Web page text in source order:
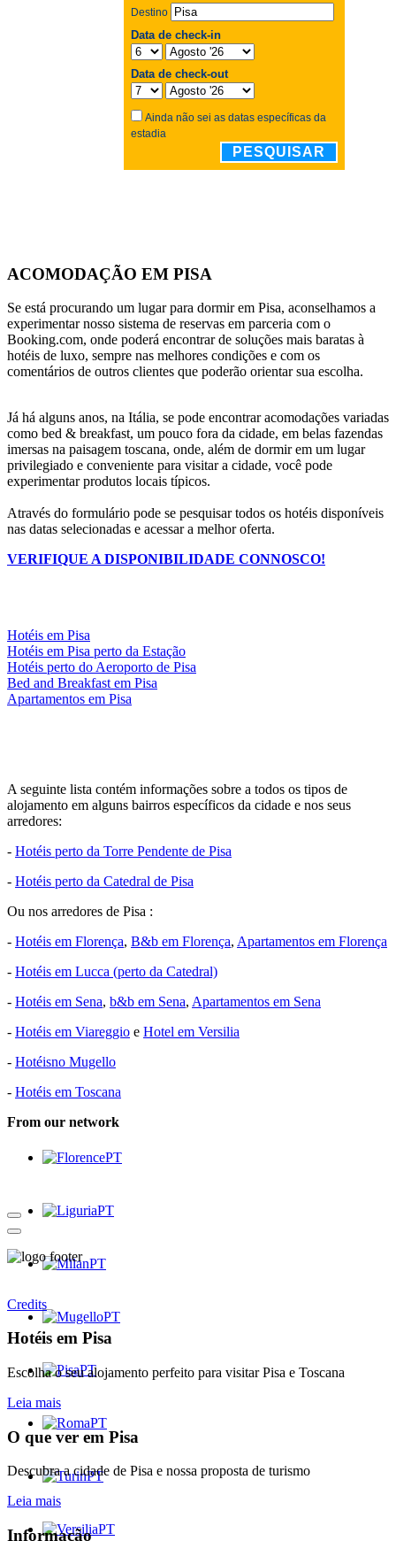
ACOMODAÇÃO EM PISA
Se está procurando um lugar para dormir em Pisa, aconselhamos a
experimentar nosso sistema de reservas em parceria com o
Booking.com, onde poderá encontrar de soluções mais baratas à
hotéis de luxo, sempre nas melhores condições e com os
comentários de outros clientes que poderão orientar sua escolha.
Já há alguns anos, na Itália, se pode encontrar acomodações variadas
como bed & breakfast, um pouco fora da cidade, em belas fazendas
imersas na paisagem toscana, onde, além de dormir em um lugar
privilegiado e conveniente para visitar a cidade, você pode
experimentar produtos locais típicos.
Através do formulário pode se pesquisar todos os hotéis disponíveis
nas datas selecionadas e acessar a melhor oferta.
VERIFIQUE A DISPONIBILIDADE CONNOSCO!
Hotéis em Pisa
Hotéis em Pisa perto da Estação
Hotéis perto do Aeroporto de Pisa
Bed and Breakfast em Pisa
Apartamentos em Pisa
A seguinte lista contém informações sobre a todos os tipos de
alojamento em alguns bairros específicos da cidade e nos seus
arredores:
- Hotéis perto da Torre Pendente de Pisa
- Hotéis perto da Catedral de Pisa
Ou nos arredores de Pisa :
- Hotéis em Florença, B&b em Florença, Apartamentos em Florença
- Hotéis em Lucca (perto da Catedral)
- Hotéis em Sena, b&b em Sena, Apartamentos em Sena
- Hotéis em Viareggio e Hotel em Versilia
- Hotéisno Mugello
- Hotéis em Toscana
From our network
Credits
Hotéis em Pisa
Escolha o seu alojamento perfeito para visitar Pisa e Toscana
Leia mais
O que ver em Pisa
Descubra a cidade de Pisa e nossa proposta de turismo
Leia mais
Informação